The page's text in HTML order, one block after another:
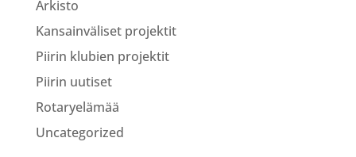
Arkisto
Kansainväliset projektit
Piirin klubien projektit
Piirin uutiset
Rotaryelämää
Uncategorized